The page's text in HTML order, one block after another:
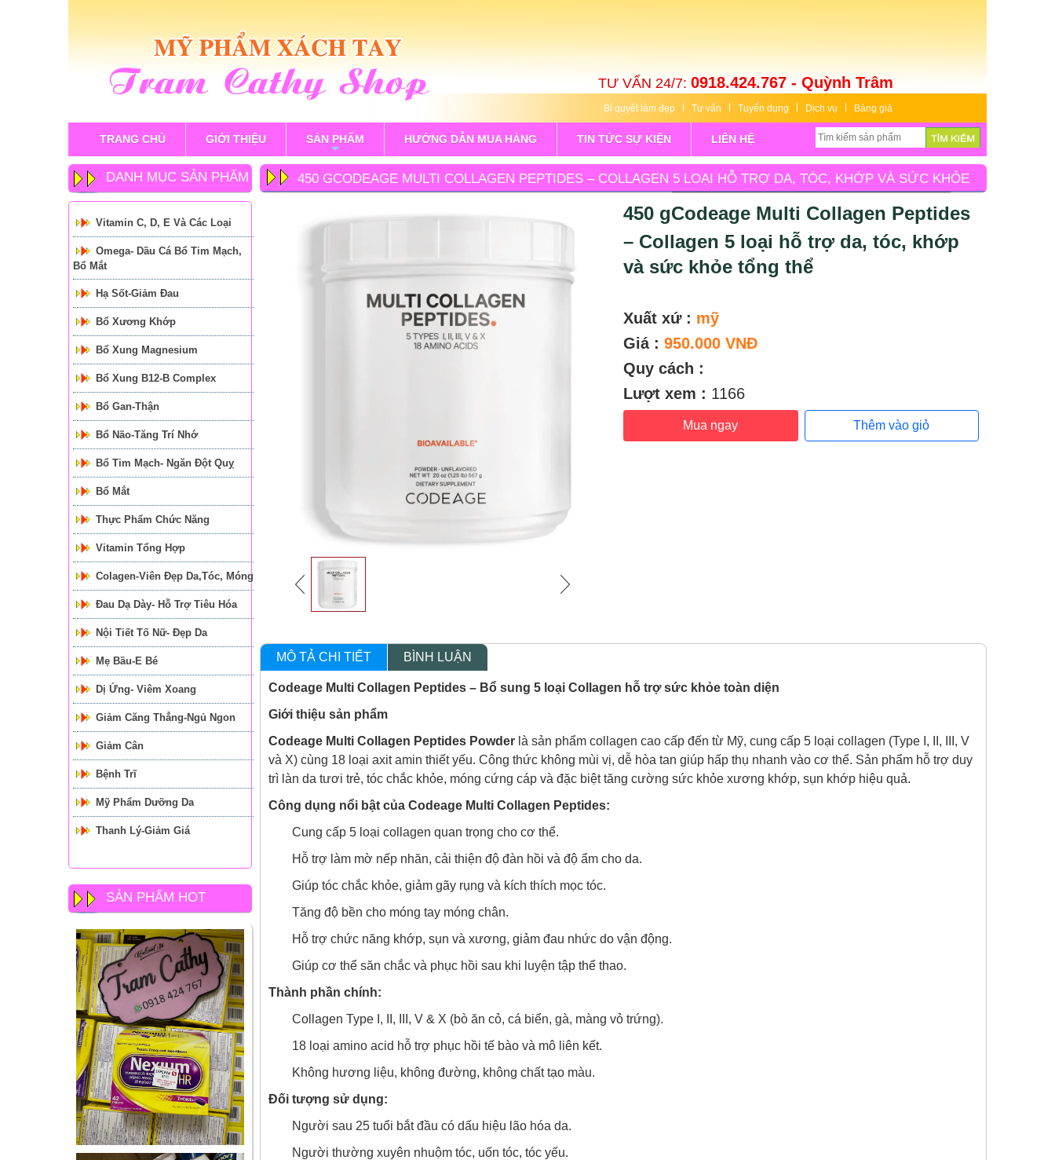
TƯ VẤN 24/7: 0918.424.767 - Quỳnh Trâm
Bí quyết làm đẹp Tư vấn Tuyển dụng Dịch vụ Bảng giá
TRANG CHỦ GIỚI THIỆU
+
SẢN PHẨM HƯỚNG DẪN MUA HÀNG TIN TỨC SỰ KIỆN LIÊN HỆ
DANH MỤC SẢN PHẨM
Vitamin C, D, E Và Các Loại
Omega- Dầu Cá Bổ Tim Mạch,
Bổ Mắt
Hạ Sốt-Giảm Đau
Bổ Xương Khớp
Bổ Xung Magnesium
Bổ Xung B12-B Complex
Bổ Gan-Thận
Bổ Não-Tăng Trí Nhớ
Bổ Tim Mạch- Ngăn Đột Quỵ
Bổ Mắt
Thực Phẩm Chức Năng
Vitamin Tổng Hợp
Colagen-Viên Đẹp Da,tóc, Móng
Đau Dạ Dày- Hỗ Trợ Tiêu Hóa
Nội Tiết Tố Nữ- Đẹp Da
Mẹ Bầu-E Bé
Dị Ứng- Viêm Xoang
Giảm Căng Thẳng-Ngủ Ngon
Giảm Cân
Bệnh Trĩ
Mỹ Phẩm Dưỡng Da
Thanh Lý-Giảm Giá
SẢN PHẨM HOT
450 GCODEAGE MULTI COLLAGEN PEPTIDES – COLLAGEN 5 LOẠI HỖ TRỢ DA, TÓC, KHỚP VÀ SỨC KHỎE
450 gCodeage Multi Collagen Peptides
– Collagen 5 loại hỗ trợ da, tóc, khớp
và sức khỏe tổng thể
Xuất xứ : mỹ
Giá : 950.000 VNĐ
Quy cách :
Lượt xem : 1166
Mua ngay Thêm vào giỏ
MÔ TẢ CHI TIẾT BÌNH LUẬN
Codeage Multi Collagen Peptides – Bổ sung 5 loại Collagen hỗ trợ sức khỏe toàn diện
Giới thiệu sản phẩm
Codeage Multi Collagen Peptides Powder là sản phẩm collagen cao cấp đến từ Mỹ, cung cấp 5 loại collagen (Type I, II, III, V
và X) cùng 18 loại axit amin thiết yếu. Công thức không mùi vị, dễ hòa tan giúp hấp thụ nhanh vào cơ thể. Sản phẩm hỗ trợ duy
trì làn da tươi trẻ, tóc chắc khỏe, móng cứng cáp và đặc biệt tăng cường sức khỏe xương khớp, sụn khớp hiệu quả.
Công dụng nổi bật của Codeage Multi Collagen Peptides:
Cung cấp 5 loại collagen quan trọng cho cơ thể.
Hỗ trợ làm mờ nếp nhăn, cải thiện độ đàn hồi và độ ẩm cho da.
Giúp tóc chắc khỏe, giảm gãy rụng và kích thích mọc tóc.
Tăng độ bền cho móng tay móng chân.
Hỗ trợ chức năng khớp, sụn và xương, giảm đau nhức do vận động.
Giúp cơ thể săn chắc và phục hồi sau khi luyện tập thể thao.
Thành phần chính:
Collagen Type I, II, III, V & X (bò ăn cỏ, cá biển, gà, màng vỏ trứng).
18 loại amino acid hỗ trợ phục hồi tế bào và mô liên kết.
Không hương liệu, không đường, không chất tạo màu.
Đối tượng sử dụng:
Người sau 25 tuổi bắt đầu có dấu hiệu lão hóa da.
Người thường xuyên nhuộm tóc, uốn tóc, tóc yếu.